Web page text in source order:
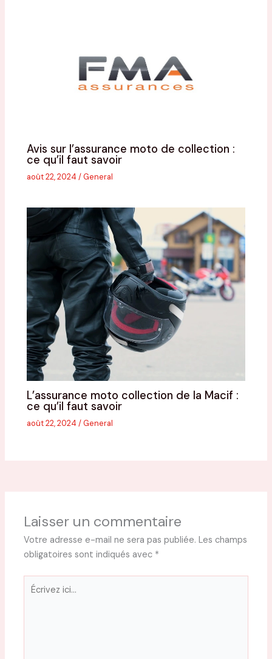
Avis sur l’assurance moto de collection :
ce qu’il faut savoir
août 22, 2024/ General
L’assurance moto collection de la Macif :
ce qu’il faut savoir
août 22, 2024/ General
Laisser un commentaire
Votre adresse e-mail ne sera pas publiée. Les champs
obligatoires sont indiqués avec *
Écrivez
ici…